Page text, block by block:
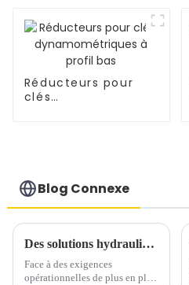
Réducteurs pour
clés
Blog Connexe
Des solutions hydrauliques personnalisées pour chaque défi : Winner Hydraulics offre précision et fiabilité
Face à des exigences
opérationnelles de plus en plus